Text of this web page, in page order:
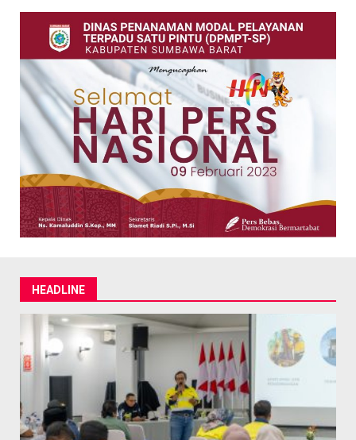
HEADLINE